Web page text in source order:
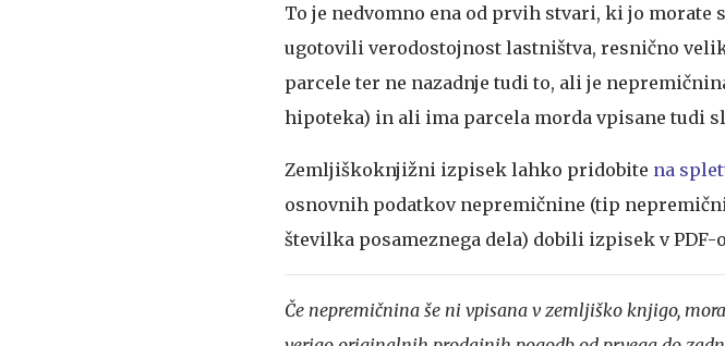
To je nedvomno ena od prvih stvari, ki jo morate
ugotovili verodostojnost lastništva, resnično
parcele ter ne nazadnje tudi to, ali je
hipoteka) in ali ima parcela morda vpisane tudi
Zemljiškoknjižni izpisek lahko pridobite na
osnovnih podatkov nepremičnine (tip
številka posameznega dela) dobili izpisek v
Če nepremičnina še ni vpisana v zemljiško knjigo,